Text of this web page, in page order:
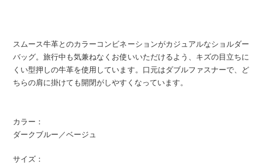
スムース牛革とのカラーコンビネーションがカジュアルなショルダー
バッグ。旅行中も気兼ねなくお使いいただけるよう、キズの目立ちに
くい型押しの牛革を使用しています。口元はダブルファスナーで、ど
ちらの肩に掛けても開閉がしやすくなっています。
カラー：
ダークブルー／ベージュ
サイズ：